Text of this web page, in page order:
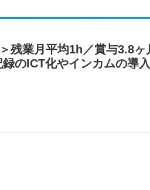
残業月平均1h／賞与3.8
のICT化やインカムの導